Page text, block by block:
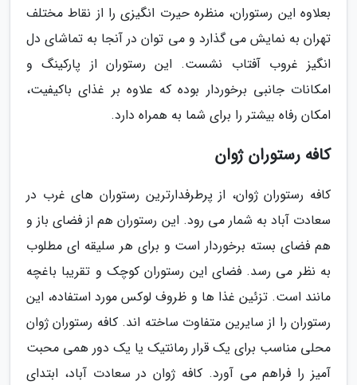
بعلاوه این رستوران، منظره حیرت انگیزی را از نقاط مختلف
تهران به نمایش می گذارد و می توان در آنجا به تماشای دل
انگیز غروب آفتاب نشست. این رستوران از پارکینگ و
امکانات جانبی برخوردار بوده که علاوه بر غذای باکیفیت،
امکان رفاه بیشتر را برای شما به همراه دارد.
کافه رستوران ژوان
کافه رستوران ژوان، از پرطرفدارترین رستوران های غرب در
سعادت آباد به شمار می رود. این رستوران هم از فضای باز و
هم فضای بسته برخوردار است و برای هر سلیقه ای مطلوب
به نظر می رسد. فضای این رستوران کوچک و تقریبا باغچه
مانند است. تزئین غذا ها و ظروف لوکس مورد استفاده، این
رستوران را از سایرین متفاوت ساخته اند. کافه رستوران ژوان
محلی مناسب برای یک قرار رمانتیک یا یک دور همی محبت
آمیز را فراهم می آورد. کافه ژوان در سعادت آباد، ابتدای